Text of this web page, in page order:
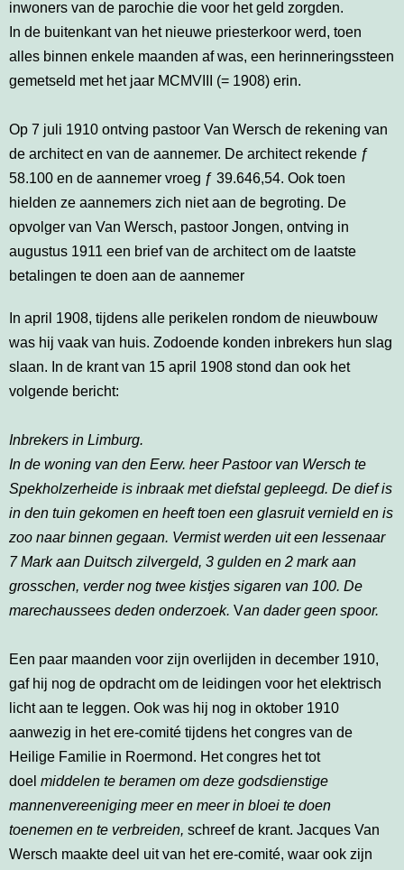
inwoners van de parochie die voor het geld zorgden.
In de buitenkant van het nieuwe priesterkoor werd, toen
alles binnen enkele maanden af was, een herinneringssteen
gemetseld met het jaar MCMVIII (= 1908) erin.
Op 7 juli 1910 ontving pastoor Van Wersch de rekening van
de architect en van de aannemer. De architect rekende ƒ
58.100 en de aannemer vroeg ƒ 39.646,54. Ook toen
hielden ze aannemers zich niet aan de begroting. De
opvolger van Van Wersch, pastoor Jongen, ontving in
augustus 1911 een brief van de architect om de laatste
betalingen te doen aan de aannemer
In april 1908, tijdens alle perikelen rondom de nieuwbouw
was hij vaak van huis. Zodoende konden inbrekers hun slag
slaan. In de krant van 15 april 1908 stond dan ook het
volgende bericht:
Inbrekers in Limburg.
In de woning van den Eerw. heerPastoor van Wersch te
Spekholzerheide is inbraak met diefstal gepleegd. De dief is
in den tuin gekomen en heefttoen een glasruit vernield en is
zoo naar binnen gegaan. Vermist werden uit een lessenaar
7 Mark aan Duitsch zilvergeld, 3 gulden en 2 mark aan
grosschen, verder nog twee kistjes sigaren van 100. De
marechaussees deden onderzoek. Van dader geen spoor.
Een paar maanden voor zijn overlijden in december 1910,
gaf hij nog de opdracht om de leidingen voor het elektrisch
licht aan te leggen. Ook was hij nog in oktober 1910
aanwezig in het ere-comité tijdens het congres van de
Heilige Familie in Roermond. Het congres het tot
doel middelen te beramen om deze godsdienstige
mannenvereeniging meer en meer in bloei te doen
toenemen en te verbreiden, schreef de krant. Jacques Van
Wersch maakte deel uit van het ere-comité, waar ook zijn